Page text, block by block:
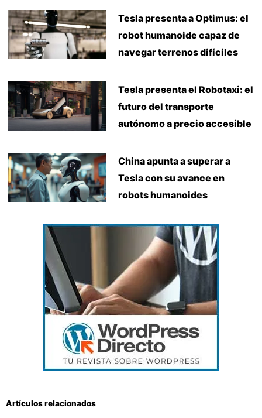
Tesla presenta a Optimus: el
robot humanoide capaz de
navegar terrenos difíciles
Tesla presenta el Robotaxi: el
futuro del transporte
autónomo a precio accesible
China apunta a superar a
Tesla con su avance en
robots humanoides
Artículos relacionados